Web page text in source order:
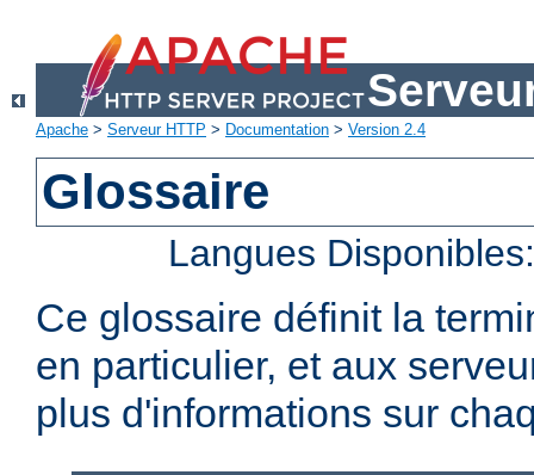
Apache > Serveur HTTP > Documentation > Version 2.4
Glossaire
Langues
Ce glossaire définit la
en particulier, et aux
plus d'informations sur